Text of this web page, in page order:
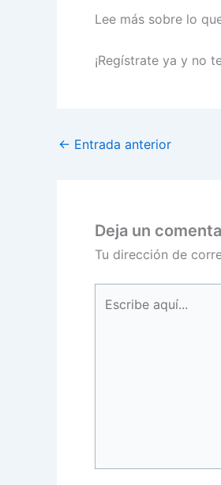
Lee más sobre lo
¡Regístrate ya y no
← Entrada anterior
Deja un
Tu dirección de
aquí...